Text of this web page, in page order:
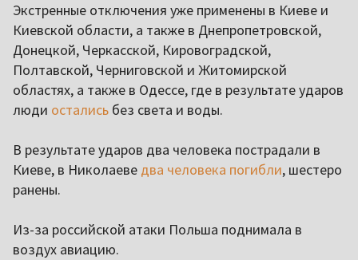
Экстренные отключения уже применены в Киеве и
Киевской области, а также в Днепропетровской,
Донецкой, Черкасской, Кировоградской,
Полтавской, Черниговской и Житомирской
областях, а также в Одессе, где в результате ударов
люди остались без света и воды.
В результате ударов два человека пострадали в
Киеве, в Николаеве два человека погибли, шестеро
ранены.
Из-за российской атаки Польша поднимала в
воздух авиацию.